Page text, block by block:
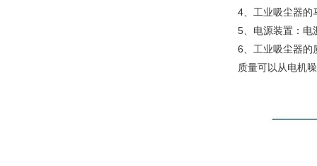
4、工业吸尘器的
5、电源装置：电
6、工业吸尘器的
质量可以从电机